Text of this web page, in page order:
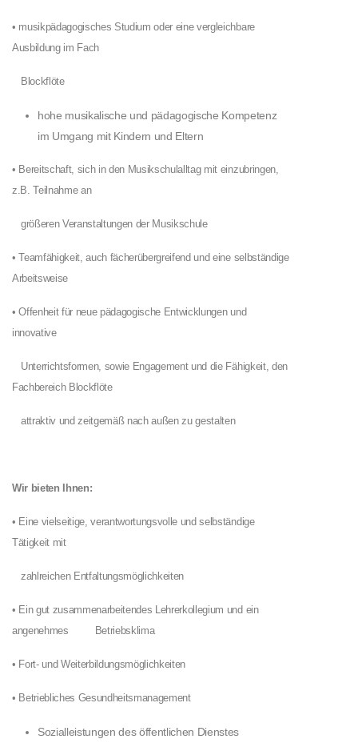
• musikpädagogisches Studium oder eine vergleichbare
Ausbildung im Fach
Blockflöte
hohe musikalische und pädagogische Kompetenz
im Umgang mit Kindern und Eltern
• Bereitschaft, sich in den Musikschulalltag mit einzubringen,
z.B. Teilnahme an
größeren Veranstaltungen der Musikschule
• Teamfähigkeit, auch fächerübergreifend und eine selbständige
Arbeitsweise
• Offenheit für neue pädagogische Entwicklungen und
innovative
Unterrichtsformen, sowie Engagement und die Fähigkeit, den
Fachbereich Blockflöte
attraktiv und zeitgemäß nach außen zu gestalten
Wir bieten Ihnen:
• Eine vielseitige, verantwortungsvolle und selbständige
Tätigkeit mit
zahlreichen Entfaltungsmöglichkeiten
• Ein gut zusammenarbeitendes Lehrerkollegium und ein
angenehmes
Betriebsklima
• Fort- und Weiterbildungsmöglichkeiten
• Betriebliches Gesundheitsmanagement
Sozialleistungen des öffentlichen Dienstes